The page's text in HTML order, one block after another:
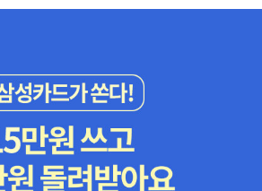
축연]도 어딘가에서 칭찬하는 거 보고
서였나? 그건 기억이 안난다. 아.. 너무나
아직 이번달 여성주의 책을 시작도 못했
외국어를 학습하노라면 그 외국어에 대
게 점수라기 보다 음 뭐랄까 grade? 등급